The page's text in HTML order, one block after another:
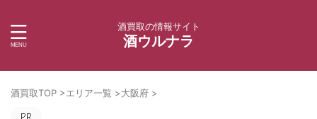
酒買取の情報サイト
酒ウルナラ
酒買取TOP >エリア一覧 >大阪府 >